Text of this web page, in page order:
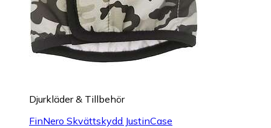
Djurkläder & Tillbehör
FinNero Skvättskydd JustinCase